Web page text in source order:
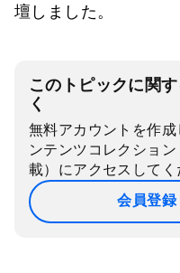
壇しました。
このトピックに関
く
無料アカウントを作
ンテンツコレクショ
載）にアクセスしてく
会員登録